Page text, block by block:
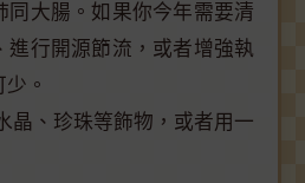
同大腸。如果你今年需要清
進行開源節流，或者增強執
。
晶、珍珠等飾物，或者用一